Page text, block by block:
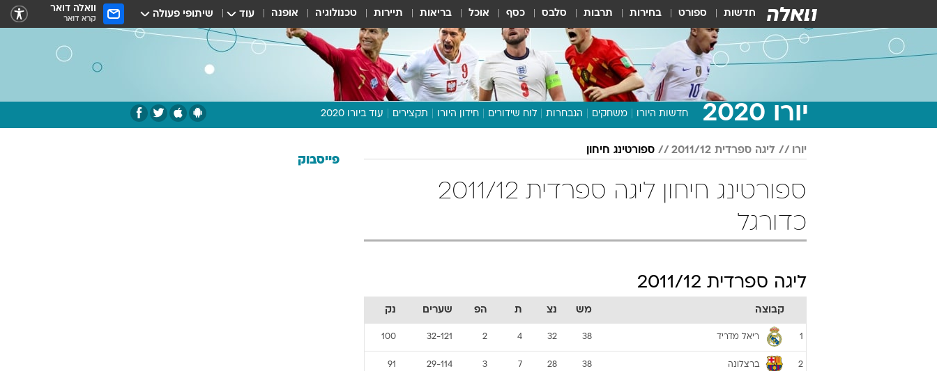
חדשות ספורט בחירות תרבות סלבס כסף אוכל בריאות תיירות טכנולוגיה אופנה עוד שיתופי פעולה וואלה דואר
קרא דואר
יורו 2020 חדשות היורו משחקים הנבחרות לוח שידורים חידון היורו תקצירים עוד ביורו 2020
תכנית היורו
וואלה! ספורט
יורו ליגה ספרדית 2011/12 ספורטינג חיחון
ספורטינג חיחון ליגה ספרדית 2011/12
כדורגל
ליגה ספרדית 2011/12
קבוצה מש נצ ת הפ שערים נק
1 ריאל מדריד 38
32
4
2
32-121
100
2 ברצלונה 38
28
7
3
29-114
91
פייסבוק